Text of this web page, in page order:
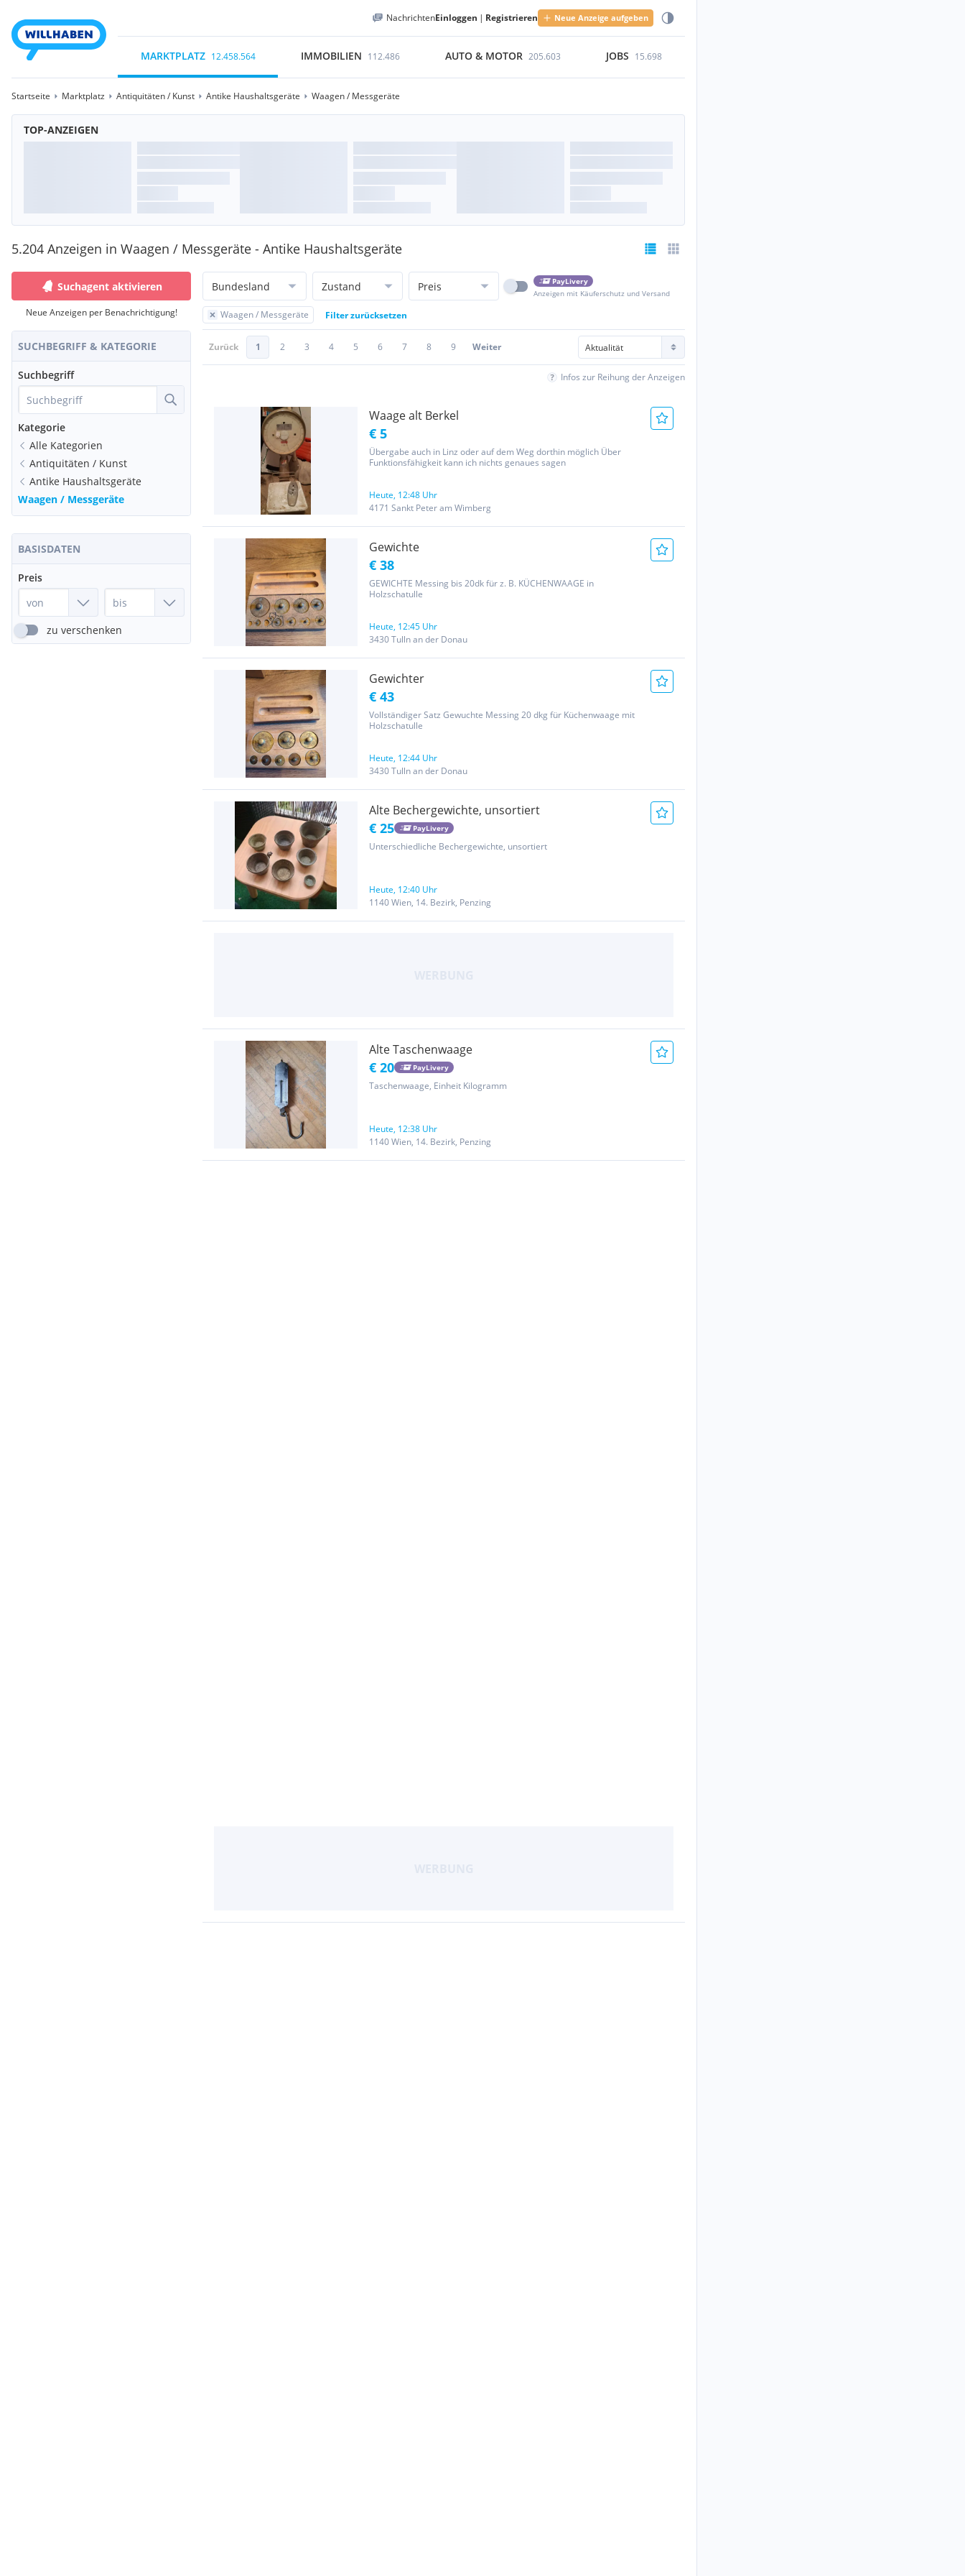
NachrichtenEinloggen | Registrieren Neue Anzeige aufgeben
MARKTPLATZ 12.458.564 IMMOBILIEN 112.486 AUTO & MOTOR 205.603 JOBS 15.698
Startseite Marktplatz Antiquitäten / Kunst Antike Haushaltsgeräte Waagen / Messgeräte
TOP-ANZEIGEN
5.204 Anzeigen in Waagen / Messgeräte - Antike Haushaltsgeräte
Suchagent aktivieren
Neue Anzeigen per Benachrichtigung!
SUCHBEGRIFF & KATEGORIE
Suchbegriff
Kategorie
Alle Kategorien
Antiquitäten / Kunst
Antike Haushaltsgeräte
Waagen / Messgeräte
BASISDATEN
Preis
zu verschenken
Bundesland Zustand Preis
PayLivery
Anzeigen mit Käuferschutz und Versand
Waagen / Messgeräte Filter zurücksetzen
Zurück 1 2 3 4 5 6 7 8 9 Weiter
Infos zur Reihung der Anzeigen
Waage alt Berkel
€ 5
Übergabe auch in Linz oder auf dem Weg dorthin möglich Über
Funktionsfähigkeit kann ich nichts genaues sagen
Heute, 12:48 Uhr
4171 Sankt Peter am Wimberg
Gewichte
€ 38
GEWICHTE Messing bis 20dk für z. B. KÜCHENWAAGE in
Holzschatulle
Heute, 12:45 Uhr
3430 Tulln an der Donau
Gewichter
€ 43
Vollständiger Satz Gewuchte Messing 20 dkg für Küchenwaage mit
Holzschatulle
Heute, 12:44 Uhr
3430 Tulln an der Donau
Alte Bechergewichte, unsortiert
€ 25 PayLivery
Unterschiedliche Bechergewichte, unsortiert
Heute, 12:40 Uhr
1140 Wien, 14. Bezirk, Penzing
Alte Taschenwaage
€ 20 PayLivery
Taschenwaage, Einheit Kilogramm
Heute, 12:38 Uhr
1140 Wien, 14. Bezirk, Penzing